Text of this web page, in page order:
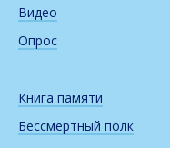
Видео
Опрос
Книга памяти
Бессмертный полк